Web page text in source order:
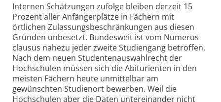
Internen Schätzungen zufolge bleiben derzeit 15
Prozent aller Anfängerplätze in Fächern mit
örtlichen Zulassungsbeschränkungen aus diesen
Gründen unbesetzt. Bundesweit ist vom Numerus
clausus nahezu jeder zweite Studiengang betroffen.
Nach dem neuen Studentenauswahlrecht der
Hochschulen müssen sich die Abiturienten in den
meisten Fächern heute unmittelbar am
gewünschten Studienort bewerben. Weil die
Hochschulen aber die Daten untereinander nicht